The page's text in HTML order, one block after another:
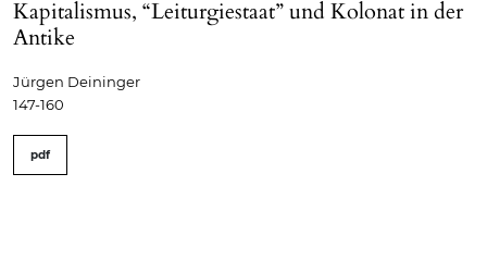
Kapitalismus, “Leiturgiestaat” und Kolonat in der
Antike
Jürgen Deininger
147-160
pdf